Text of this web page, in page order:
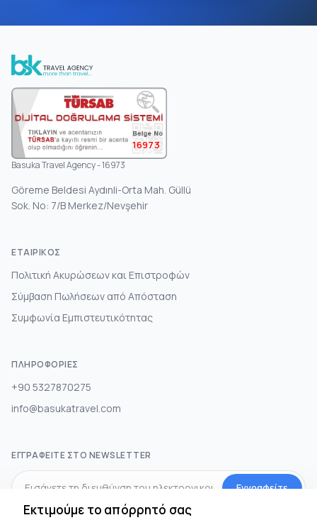
16973
Basuka Travel Agency - 16973
Göreme Beldesi Aydınli-Orta Mah. Güllü
Sok. No: 7/B Merkez/Nevşehir
ΕΤΑΙΡΙΚΌΣ
Πολιτική Ακυρώσεων και Επιστροφών
Σύμβαση Πωλήσεων από Απόσταση
Συμφωνία Εμπιστευτικότητας
ΠΛΗΡΟΦΟΡΊΕΣ
+90 5327870275
info@basukatravel.com
ΕΓΓΡΑΦΕΊΤΕ ΣΤΟ NEWSLETTER
Εγγραφείτε
Εκτιμούμε το απόρρητό σας